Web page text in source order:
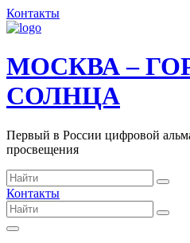
Контакты
МОСКВА –
СОЛНЦА
Первый в России цифровой
просвещения
Контакты